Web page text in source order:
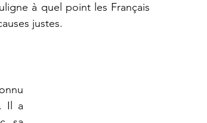
à quel point les Français
justes.
Il a